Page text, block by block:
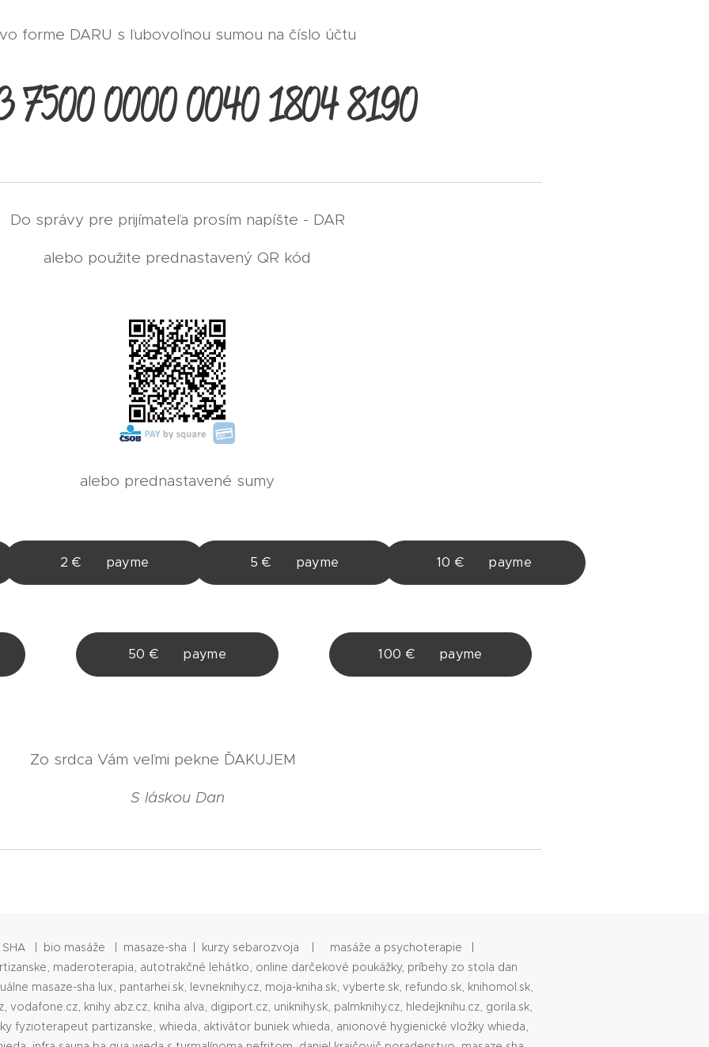
forme DARU s ľubovoľnou sumou na číslo účtu
7500 0000 0040 1804 8190
Do správy pre prijímateľa prosím napíšte - DAR
alebo použite prednastavený QR kód
alebo prednastavené sumy
2 € ♥ payme 5 € ♥ payme 10 € ♥ payme
50 € ♥ payme 100 € ♥ payme
Zo srdca Vám veľmi pekne ĎAKUJEM ♥
S láskou Dan
SHA | bio masáže | masaze-sha | kurzy sebarozvoja | masáže a psychoterapie |
maderoterapia, autotrakčné lehátko, online darčekové poukážky, príbehy zo stola dan
masaze-sha lux, pantarhei.sk, levneknihy.cz, moja-kniha.sk, vyberte.sk, refundo.sk, knihomol.sk,
vodafone.cz, knihy abz.cz, kniha alva, digiport.cz, uniknihy.sk, palmknihy.cz, hledejknihu.cz, gorila.sk,
fyzioterapeut partizanske, whieda, aktivátor buniek whieda, anionové hygienické vložky whieda,